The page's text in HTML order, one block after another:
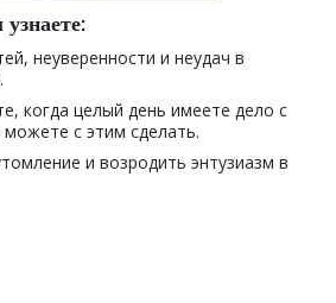
неуверенности и неудач в
когда целый день имеете дело с
с этим сделать.
и возродить энтузиазм в